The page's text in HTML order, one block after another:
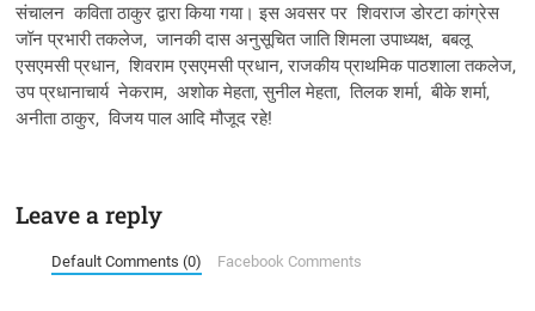
संचालन कविता ठाकुर द्वारा किया गया। इस अवसर पर शिवराज डोरटा कांग्रेस
जॉन प्रभारी तकलेज, जानकी दास अनुसूचित जाति शिमला उपाध्यक्ष, बबलू
एसएमसी प्रधान, शिवराम एसएमसी प्रधान, राजकीय प्राथमिक पाठशाला तकलेज,
उप प्रधानाचार्य नेकराम, अशोक मेहता, सुनील मेहता, तिलक शर्मा, बीके शर्मा,
अनीता ठाकुर, विजय पाल आदि मौजूद रहे!
Leave a reply
Default Comments (0) Facebook Comments